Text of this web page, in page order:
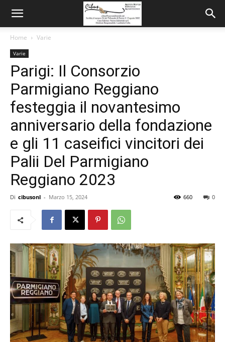
Home Varie
Varie
Parigi: Il Consorzio
Parmigiano Reggiano
festeggia il novantesimo
anniversario della fondazione
e gli 11 caseifici vincitori dei
Palii Del Parmigiano
Reggiano 2023
Di cibusonl - Marzo 15, 2024 0
660